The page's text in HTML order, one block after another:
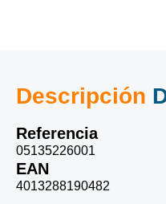
Descripción
Referencia
05135226001
EAN
4013288190482